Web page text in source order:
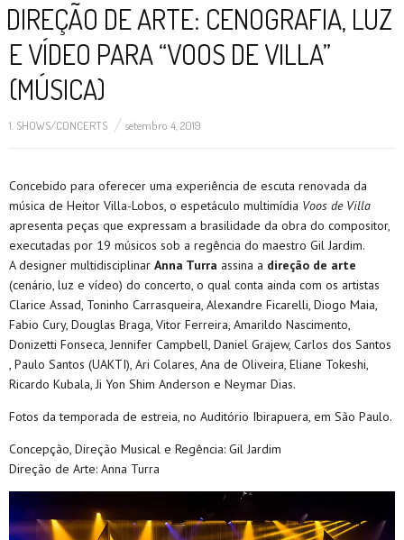
DIREÇÃO DE ARTE: CENOGRAFIA, LUZ
E VÍDEO PARA “VOOS DE VILLA”
(MÚSICA)
1. SHOWS/CONCERTS setembro 4, 2019
Concebido para oferecer uma experiência de escuta renovada da
música de Heitor Villa-Lobos, o espetáculo multimídia Voos de Villa
apresenta peças que expressam a brasilidade da obra do compositor,
executadas por 19 músicos sob a regência do maestro Gil Jardim.
A designer multidisciplinar Anna Turra assina a direção de arte
(cenário, luz e vídeo) do concerto, o qual conta ainda com os artistas
Clarice Assad, Toninho Carrasqueira, Alexandre Ficarelli, Diogo Maia,
Fabio Cury, Douglas Braga, Vitor Ferreira, Amarildo Nascimento,
Donizetti Fonseca, Jennifer Campbell, Daniel Grajew, Carlos dos Santos
, Paulo Santos (UAKTI), Ari Colares, Ana de Oliveira, Eliane Tokeshi,
Ricardo Kubala, Ji Yon Shim Anderson e Neymar Dias.
Fotos da temporada de estreia, no Auditório Ibirapuera, em São Paulo.
Concepção, Direção Musical e Regência: Gil Jardim
Direção de Arte: Anna Turra